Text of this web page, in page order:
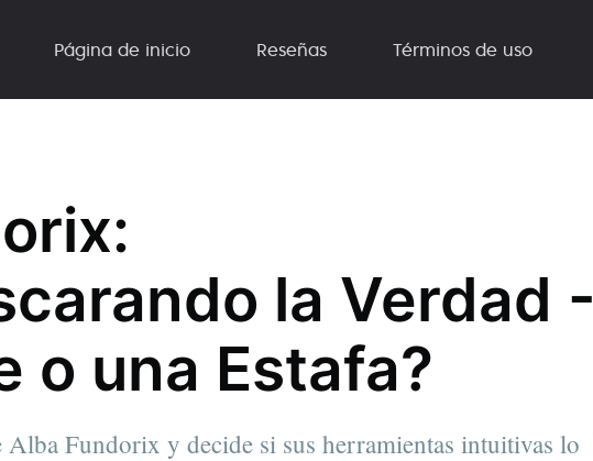
Página de inicio Reseñas Términos de uso
la Verdad -
o una Estafa?
Alba Fundorix y decide si sus herramientas intuitivas lo